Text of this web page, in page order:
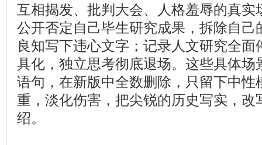
互相揭发、批判大会、人格羞辱的真实
公开否定自己毕生研究成果，拆除自己
良知写下违心文字；记录人文研究全
具化，独立思考彻底退场。这些具体场
语句，在新版中全数删除，只留下中性
重，淡化伤害，把尖锐的历史写实，改
绍。